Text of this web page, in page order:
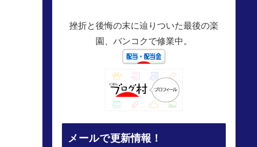
挫折と後悔の末に辿りついた最後の楽
園、バンコクで修業中。
メールで更新情報！